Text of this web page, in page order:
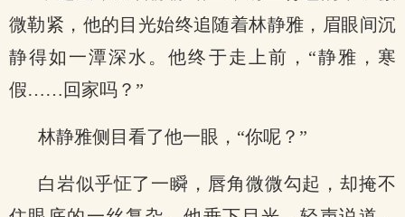
微勒紧，他的目光始终追随着林静雅，眉眼间沉
静得如一潭深水。他终于走上前，“静雅，寒
假……回家吗？”
林静雅侧目看了他一眼，“你呢？”
白岩似乎怔了一瞬，唇角微微勾起，却掩不